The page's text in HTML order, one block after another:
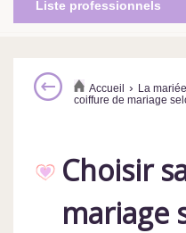
Liste professionnels
Accueil › La mariée
coiffure de mariage
Choisir
mariage